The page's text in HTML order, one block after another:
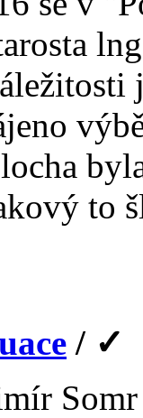
to
/ ✓